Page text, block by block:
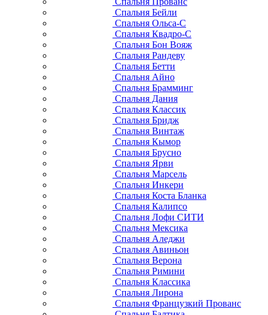
Спальня Бейли
Спальня Ольса-С
Спальня Квадро-С
Спальня Бон Вояж
Спальня Рандеву
Спальня Бетти
Спальня Айно
Спальня Брамминг
Спальня Дания
Спальня Классик
Спальня Бридж
Спальня Винтаж
Спальня Кымор
Спальня Брусно
Спальня Ярви
Спальня Марсель
Спальня Инкери
Спальня Коста Бланка
Спальня Калипсо
Спальня Лофи СИТИ
Спальня Мексика
Спальня Аледжи
Спальня Авиньон
Спальня Верона
Спальня Римини
Спальня Классика
Спальня Лирона
Спальня Французкий Прованс